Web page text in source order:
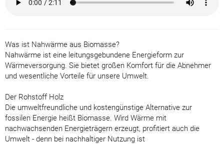
Was ist Nahwärme aus Biomasse?
Nahwärme ist eine leitungsgebundene Energieform zur
Wärmeversorgung. Sie bietet großen Komfort für die Abnehmer
und wesentliche Vorteile für unsere Umwelt.
Der Rohstoff Holz
Die umweltfreundliche und kostengünstige Alternative zur
fossilen Energie heißt Biomasse. Wird Wärme mit
nachwachsenden Energieträgern erzeugt, profitiert auch die
Umwelt - denn bei nachhaltiger Nutzung ist